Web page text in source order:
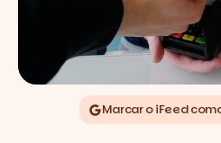
Marcar o iFeed